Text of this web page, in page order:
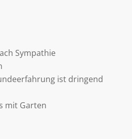
Sympathie
ist dringend
mit Garten